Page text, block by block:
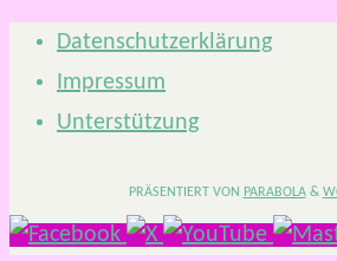
Datenschutzerklärung
Impressum
Unterstützung
PRÄSENTIERT VON PARABOLA&